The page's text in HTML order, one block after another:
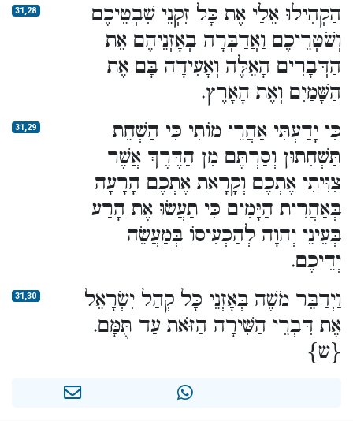
31,28
הַקְהִילוּ אֵלַי אֶת כָּל זִקְנֵי שִׁבְטֵיכֶם
וְשֹׁטְרֵיכֶם וַאֲדַבְּרָה בְאָזְנֵיהֶם אֵת
הַדְּבָרִים הָאֵלֶּה וְאָעִידָה בָּם אֶת
הַשָּׁמַיִם וְאֶת הָאָרֶץ.
31,29
כִּי יָדַעְתִּי אַחֲרֵי מוֹתִי כִּי הַשְׁחֵת
תַּשְׁחִתוּן וְסַרְתֶּם מִן הַדֶּרֶךְ אֲשֶׁר
צִוִּיתִי אֶתְכֶם וְקָרָאת אֶתְכֶם הָרָעָה
בְּאַחֲרִית הַיָּמִים כִּי תַעֲשׂוּ אֶת הָרַע
בְּעֵינֵי יְהוָה לְהַכְעִיסוֹ בְּמַעֲשֵׂה
יְדֵיכֶם.
31,30
וַיְדַבֵּר מֹשֶׁה בְּאָזְנֵי כָּל קְהַל יִשְׂרָאֵל
אֶת דִּבְרֵי הַשִּׁירָה הַזֹּאת עַד תֻּמָּם.
{ש}